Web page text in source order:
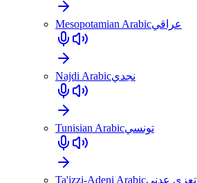
Mesopotamian Arabicعراقي
Najdi Arabicنجدي
Tunisian Arabicتونسي
Ta'izzi-Adeni Arabicتعزي عدني